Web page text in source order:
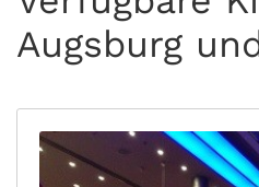
Augsburg